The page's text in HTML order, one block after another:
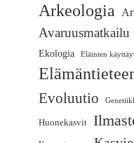
Arkeologia
Avaruusmatkailu
Ekologia Eläinten
Evoluutio
Huonekasvit